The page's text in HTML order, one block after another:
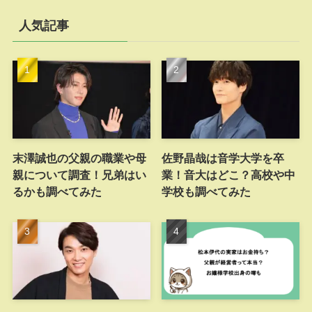
人気記事
末澤誠也の父親の職業や母
親について調査！兄弟はい
るかも調べてみた
佐野晶哉は音学大学を卒
業！音大はどこ？高校や中
学校も調べてみた